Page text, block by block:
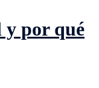
y por qué